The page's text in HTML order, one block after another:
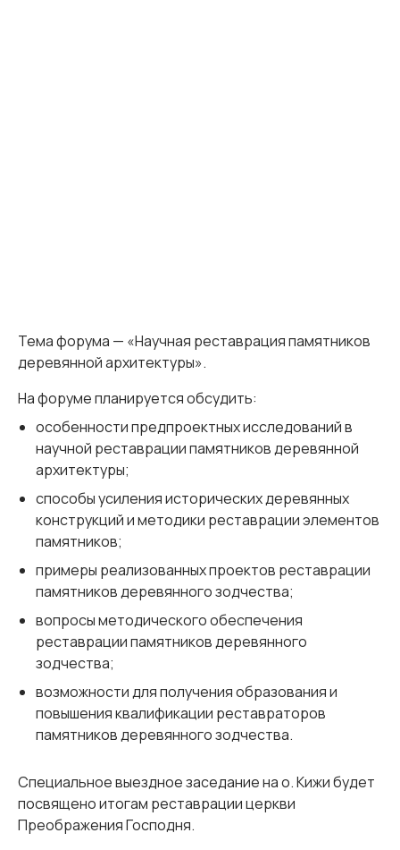
Тема форума — «Научная реставрация памятников
деревянной архитектуры».
На форуме планируется обсудить:
особенности предпроектных исследований в
научной реставрации памятников деревянной
архитектуры;
способы усиления исторических деревянных
конструкций и методики реставрации элементов
памятников;
примеры реализованных проектов реставрации
памятников деревянного зодчества;
вопросы методического обеспечения
реставрации памятников деревянного
зодчества;
возможности для получения образования и
повышения квалификации реставраторов
памятников деревянного зодчества.
Специальное выездное заседание на о. Кижи будет
посвящено итогам реставрации церкви
Преображения Господня.